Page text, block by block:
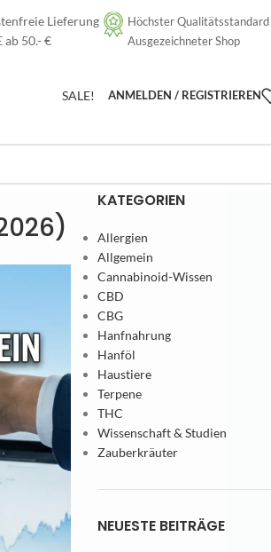
Lieferung
ab 50.- €
Höchster Qualitätsstandard
Ausgezeichneter Shop
SALE! ANMELDEN / REGISTRIEREN
KATEGORIEN
Allergien
Allgemein
Cannabinoid-Wissen
CBD
CBG
Hanfnahrung
Hanföl
Haustiere
Terpene
THC
Wissenschaft & Studien
Zauberkräuter
NEUESTE BEITRÄGE